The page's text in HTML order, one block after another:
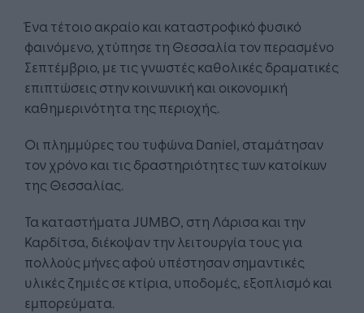
Ένα τέτοιο ακραίο και καταστροφικό φυσικό
φαινόμενο, χτύπησε τη Θεσσαλία τον περασμένο
Σεπτέμβριο, με τις γνωστές καθολικές δραματικές
επιπτώσεις στην κοινωνική και οικονομική
καθημερινότητα της περιοχής.
Οι πλημμύρες του τυφώνα Daniel, σταμάτησαν
τον χρόνο και τις δραστηριότητες των κατοίκων
της Θεσσαλίας.
Τα καταστήματα JUMBO, στη Λάρισα και την
Καρδίτσα, διέκοψαν την λειτουργία τους για
πολλούς μήνες αφού υπέστησαν σημαντικές
υλικές ζημιές σε κτίρια, υποδομές, εξοπλισμό και
εμπορεύματα.